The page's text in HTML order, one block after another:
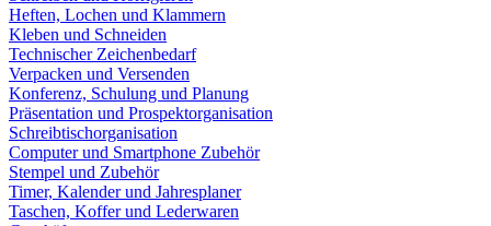
Heften, Lochen und Klammern
Kleben und Schneiden
Technischer Zeichenbedarf
Verpacken und Versenden
Konferenz, Schulung und Planung
Präsentation und Prospektorganisation
Schreibtischorganisation
Computer und Smartphone Zubehör
Stempel und Zubehör
Timer, Kalender und Jahresplaner
Taschen, Koffer und Lederwaren